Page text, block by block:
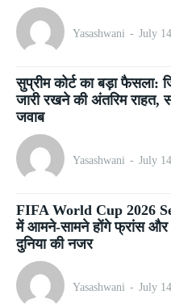
Yasashwani - July
सुप्रीम कोर्ट का बड़ा फैसला:
जारी रखने की अंतरिम राहत,
जवाब
Yasashwani - July
FIFA World Cup 2026
में आमने-सामने होंगे फ्रांस और
दुनिया की नजर
Yasashwani - July